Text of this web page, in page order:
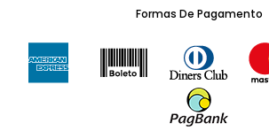
Formas De Pagamento